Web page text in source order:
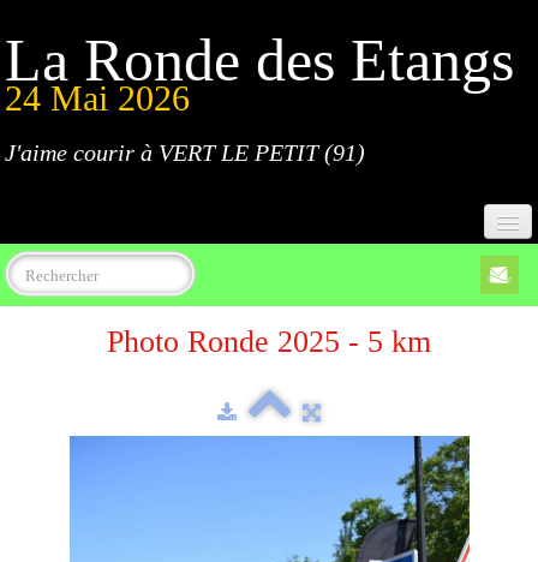
La Ronde des Etangs
24 Mai 2026
J'aime courir à VERT LE PETIT (91)
Accueil
ProgrammePhoto Ronde 2025 - 5 km